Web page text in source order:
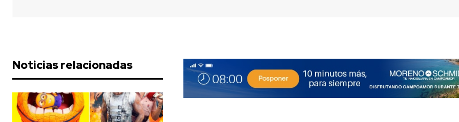
Noticias relacionadas